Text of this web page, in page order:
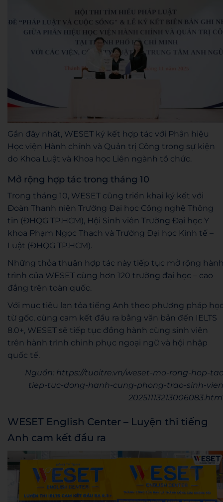
Gần đây nhất, WESET ký kết hợp tác với Phân hiệu
Học viện Hành chính và Quản trị Công trong sự kiện
do Khoa Luật và Khoa học Liên ngành tổ chức.
Mở rộng hợp tác trong tháng 10
Trong tháng 10, WESET cũng triển khai ký kết với
Đoàn Thanh niên Trường Đại học Công nghệ Thông
tin (ĐHQG TP.HCM), Hội Sinh viên Trường Đại học Y
khoa Phạm Ngọc Thạch và Trường Đại học Kinh tế –
Luật (ĐHQG TP.HCM).
Những thỏa thuận hợp tác này tiếp tục mở rộng
trình của WESET cùng hơn 120 trường đại học – cao
đẳng trên toàn quốc.
Với mục tiêu lan tỏa tiếng Anh theo phương pháp
từ gốc, cùng cam kết đầu ra bằng văn bản đến IELTS
8.0+, WESET sẽ tiếp tục đồng hành cùng sinh viên
trên hành trình chinh phục ngoại ngữ và hội nhập
quốc tế.
Nguồn: https://tuoitre.vn/weset-mo-rong-hop-
tiep-tuc-dong-hanh-cung-phong-trao-sinh-
WESET English Center – Luyện thi tiếng
Anh cam kết đầu ra